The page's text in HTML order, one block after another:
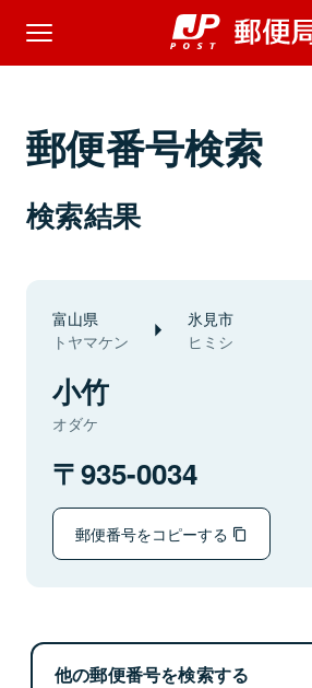
郵便番号検索
検索結果
富山県
トヤマケン
氷見市
ヒミシ
小竹
オダケ
935-0034
郵便番号をコピーする
他の郵便番号を検索する